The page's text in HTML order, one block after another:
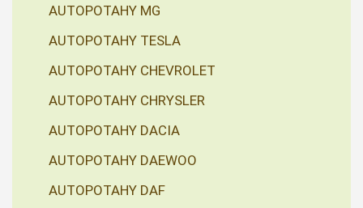
AUTOPOTAHY MG
AUTOPOTAHY TESLA
AUTOPOTAHY CHEVROLET
AUTOPOTAHY CHRYSLER
AUTOPOTAHY DACIA
AUTOPOTAHY DAEWOO
AUTOPOTAHY DAF